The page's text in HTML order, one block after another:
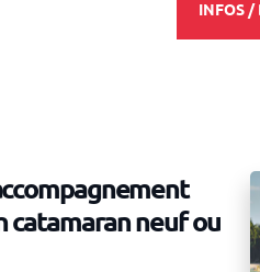
INFOS /
catamaran neuf ou